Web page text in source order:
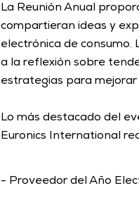
La Reunión Anual
compartieran ideas y
electrónica de consumo.
a la reflexión sobre
estrategias para
Lo más destacado del
Euronics International
- Proveedor del Año